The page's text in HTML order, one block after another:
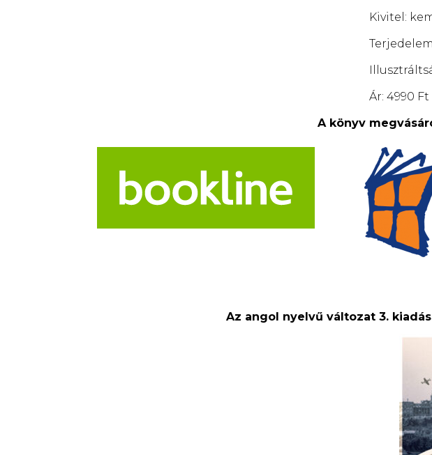
Kivitel:
Ár: 4990 Ft
A könyv
Az angol nyelvű változat 3.